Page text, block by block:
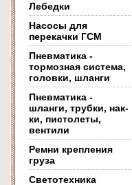
Лебедки
Насосы для
перекачки ГСМ
Пневматика -
тормозная система,
головки, шланги
Пневматика -
шланги, трубки, нак-
ки, пистолеты,
вентили
Ремни крепления
груза
Светотехника